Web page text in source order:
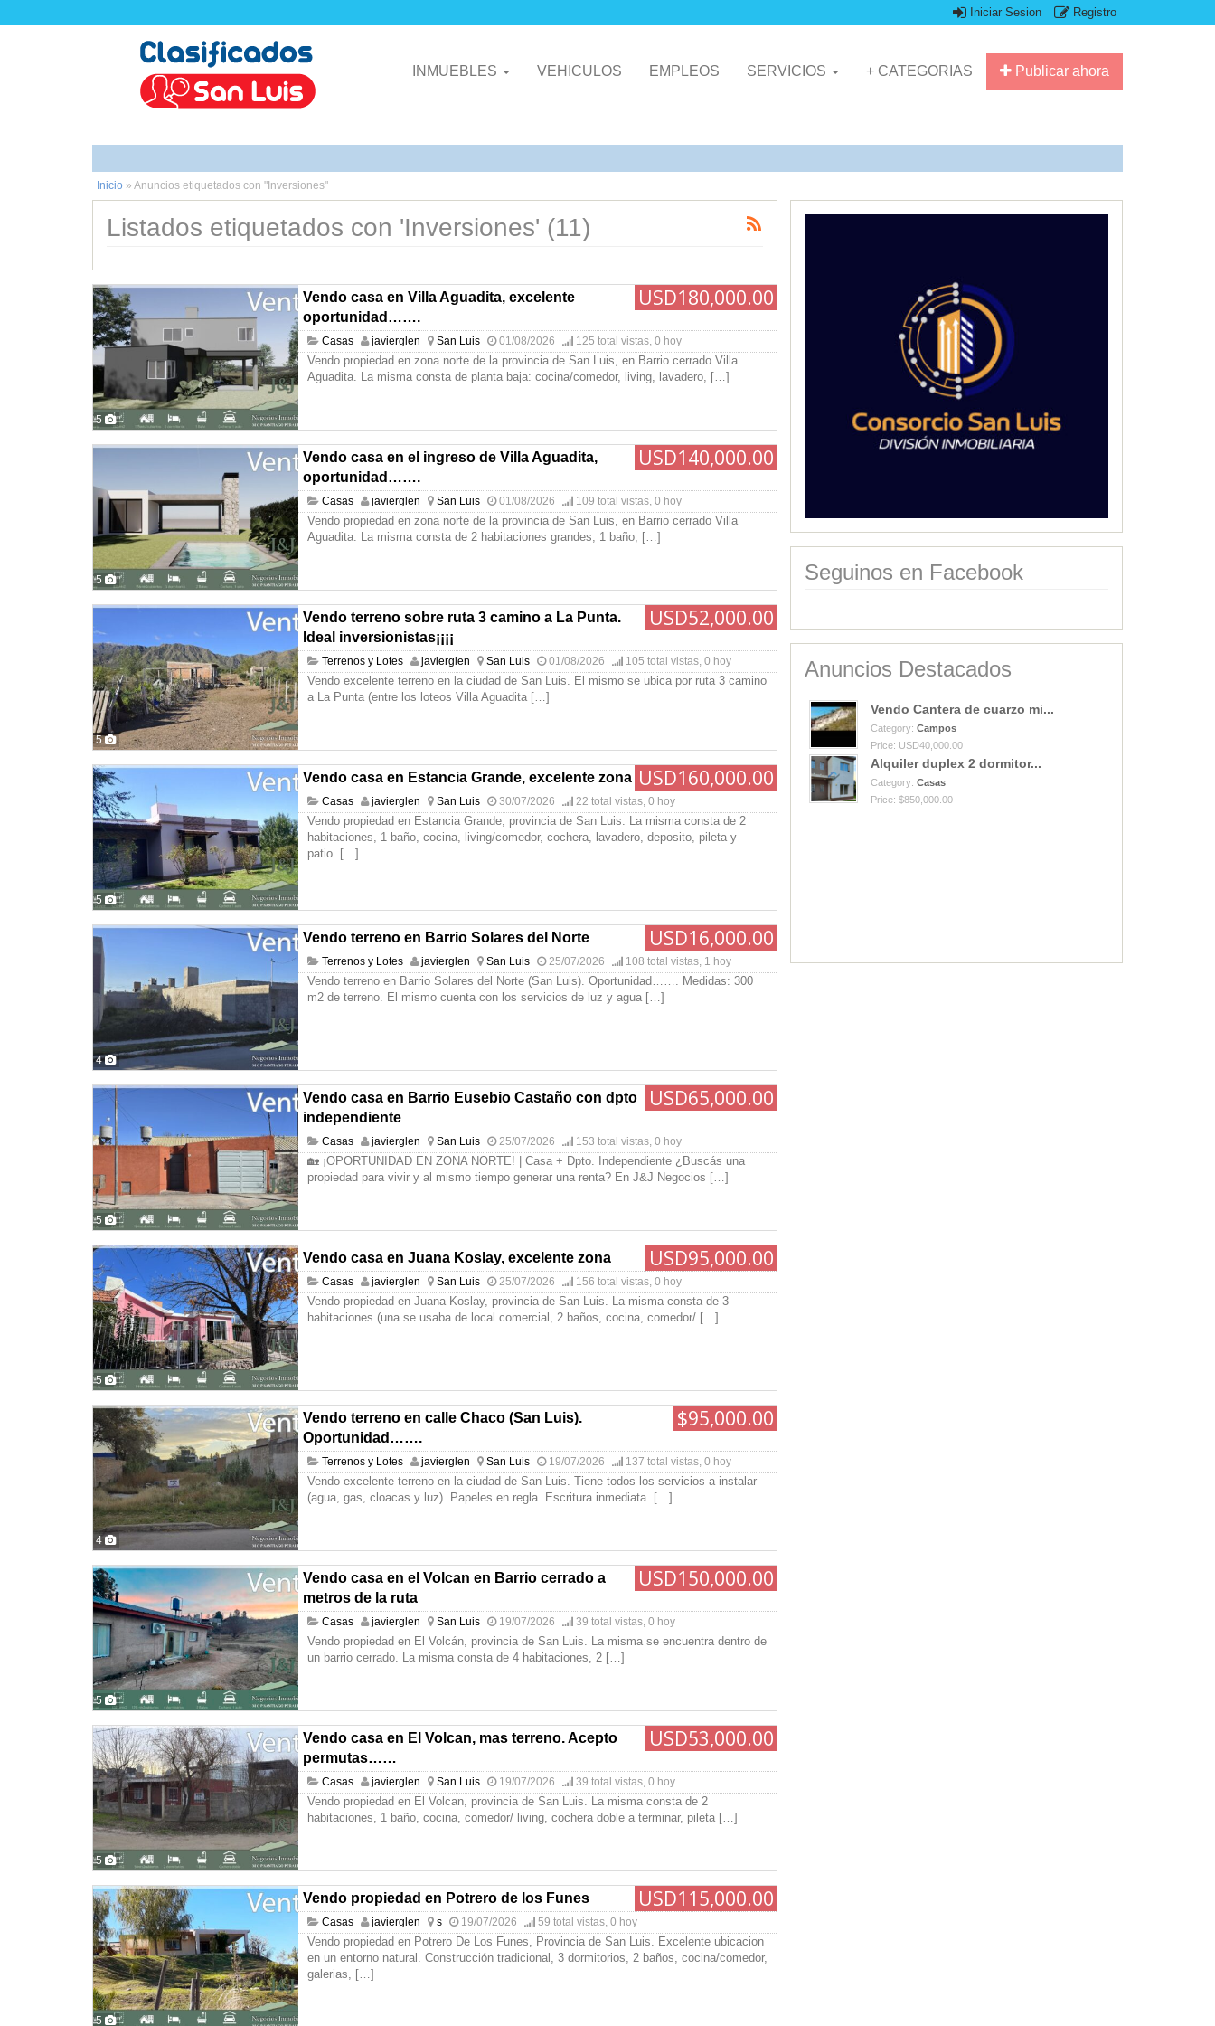
Iniciar Sesion Registro
Publicar ahora
INMUEBLES VEHICULOS EMPLEOS SERVICIOS + CATEGORIAS
Inicio » Anuncios etiquetados con "Inversiones"
Listados etiquetados con 'Inversiones' (11)
5
USD180,000.00
Vendo casa en Villa Aguadita, excelente
oportunidad…….
Casas javierglen San Luis 01/08/2026 125 total vistas, 0 hoy
Vendo propiedad en zona norte de la provincia de San Luis, en Barrio cerrado Villa
Aguadita. La misma consta de planta baja: cocina/comedor, living, lavadero, […]
5
USD140,000.00
Vendo casa en el ingreso de Villa Aguadita,
oportunidad…….
Casas javierglen San Luis 01/08/2026 109 total vistas, 0 hoy
Vendo propiedad en zona norte de la provincia de San Luis, en Barrio cerrado Villa
Aguadita. La misma consta de 2 habitaciones grandes, 1 baño, […]
5
USD52,000.00
Vendo terreno sobre ruta 3 camino a La Punta.
Ideal inversionistas¡¡¡¡
Terrenos y Lotes javierglen San Luis 01/08/2026 105 total vistas, 0 hoy
Vendo excelente terreno en la ciudad de San Luis. El mismo se ubica por ruta 3 camino
a La Punta (entre los loteos Villa Aguadita […]
5
USD160,000.00
Vendo casa en Estancia Grande, excelente zona
Casas javierglen San Luis 30/07/2026 22 total vistas, 0 hoy
Vendo propiedad en Estancia Grande, provincia de San Luis. La misma consta de 2
habitaciones, 1 baño, cocina, living/comedor, cochera, lavadero, deposito, pileta y
patio. […]
4
USD16,000.00
Vendo terreno en Barrio Solares del Norte
Terrenos y Lotes javierglen San Luis 25/07/2026 108 total vistas, 1 hoy
Vendo terreno en Barrio Solares del Norte (San Luis). Oportunidad……. Medidas: 300
m2 de terreno. El mismo cuenta con los servicios de luz y agua […]
5
USD65,000.00
Vendo casa en Barrio Eusebio Castaño con dpto
independiente
Casas javierglen San Luis 25/07/2026 153 total vistas, 0 hoy
🏡 ¡OPORTUNIDAD EN ZONA NORTE! | Casa + Dpto. Independiente ¿Buscás una
propiedad para vivir y al mismo tiempo generar una renta? En J&J Negocios […]
5
USD95,000.00
Vendo casa en Juana Koslay, excelente zona
Casas javierglen San Luis 25/07/2026 156 total vistas, 0 hoy
Vendo propiedad en Juana Koslay, provincia de San Luis. La misma consta de 3
habitaciones (una se usaba de local comercial, 2 baños, cocina, comedor/ […]
4
$95,000.00
Vendo terreno en calle Chaco (San Luis).
Oportunidad…….
Terrenos y Lotes javierglen San Luis 19/07/2026 137 total vistas, 0 hoy
Vendo excelente terreno en la ciudad de San Luis. Tiene todos los servicios a instalar
(agua, gas, cloacas y luz). Papeles en regla. Escritura inmediata. […]
5
USD150,000.00
Vendo casa en el Volcan en Barrio cerrado a
metros de la ruta
Casas javierglen San Luis 19/07/2026 39 total vistas, 0 hoy
Vendo propiedad en El Volcán, provincia de San Luis. La misma se encuentra dentro de
un barrio cerrado. La misma consta de 4 habitaciones, 2 […]
5
USD53,000.00
Vendo casa en El Volcan, mas terreno. Acepto
permutas……
Casas javierglen San Luis 19/07/2026 39 total vistas, 0 hoy
Vendo propiedad en El Volcan, provincia de San Luis. La misma consta de 2
habitaciones, 1 baño, cocina, comedor/ living, cochera doble a terminar, pileta […]
5
USD115,000.00
Vendo propiedad en Potrero de los Funes
Casas javierglen s 19/07/2026 59 total vistas, 0 hoy
Vendo propiedad en Potrero De Los Funes, Provincia de San Luis. Excelente ubicacion
en un entorno natural. Construcción tradicional, 3 dormitorios, 2 baños, cocina/comedor,
galerias, […]
Seguinos en Facebook
Anuncios Destacados
Vendo Cantera de cuarzo mi...
Category: Campos
Price: USD40,000.00
Alquiler duplex 2 dormitor...
Category: Casas
Price: $850,000.00